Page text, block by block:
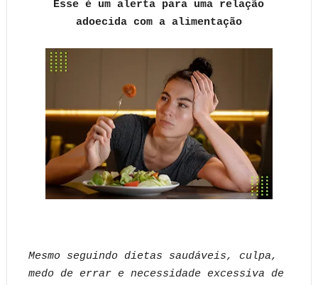
Esse é um alerta para uma relação
adoecida com a alimentação
Mesmo seguindo dietas saudáveis, culpa,
medo de errar e necessidade excessiva de